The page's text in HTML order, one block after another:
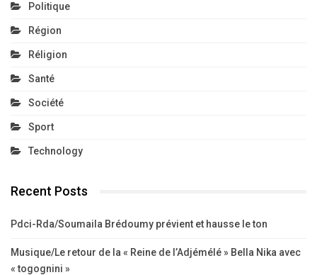
Politique
Région
Réligion
Santé
Société
Sport
Technology
Recent Posts
Pdci-Rda/Soumaila Brédoumy prévient et hausse le ton
Musique/Le retour de la « Reine de l’Adjémélé » Bella Nika avec
« togognini »